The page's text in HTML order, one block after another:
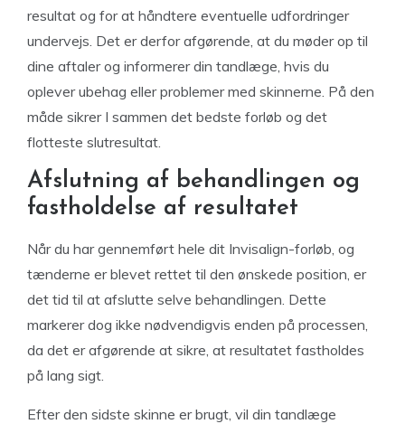
resultat og for at håndtere eventuelle udfordringer
undervejs. Det er derfor afgørende, at du møder op til
dine aftaler og informerer din tandlæge, hvis du
oplever ubehag eller problemer med skinnerne. På den
måde sikrer I sammen det bedste forløb og det
flotteste slutresultat.
Afslutning af behandlingen og
fastholdelse af resultatet
Når du har gennemført hele dit Invisalign-forløb, og
tænderne er blevet rettet til den ønskede position, er
det tid til at afslutte selve behandlingen. Dette
markerer dog ikke nødvendigvis enden på processen,
da det er afgørende at sikre, at resultatet fastholdes
på lang sigt.
Efter den sidste skinne er brugt, vil din tandlæge